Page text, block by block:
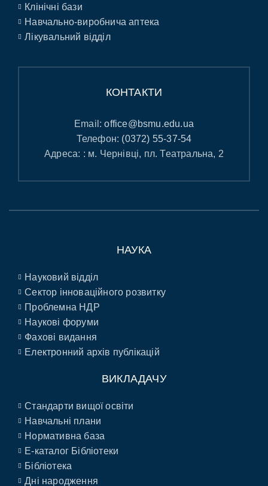
Клінічні бази
Навчально-виробнича аптека
Лікувальний відділ
КОНТАКТИ
Email:office@bsmu.edu.ua
Телефон: (0372) 55-37-54
Адреса: : м. Чернівці, пл. Театральна, 2
НАУКА
Науковий відділ
Сектор інноваційного розвитку
Проблемна НДР
Наукові форуми
Фахові видання
Електронний архів публікацій
ВИКЛАДАЧУ
Стандарти вищої освіти
Навчальні плани
Нормативна база
E-каталог Бібліотеки
Бібліотека
Дні народження